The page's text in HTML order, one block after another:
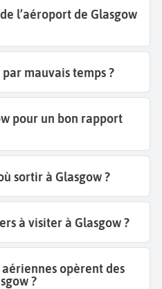
l’aéroport de Glasgow
mauvais temps ?
pour un bon rapport
sortir à Glasgow ?
à visiter à Glasgow ?
opèrent des
?